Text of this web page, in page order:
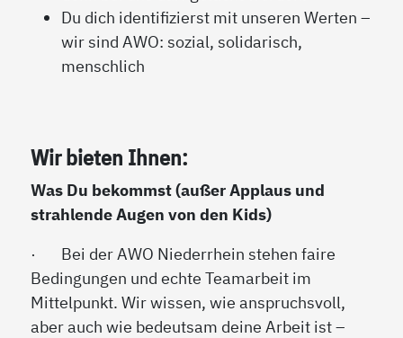
Du dich identifizierst mit unseren Werten –
wir sind AWO: sozial, solidarisch,
menschlich
Wir bieten Ihnen:
Was Du bekommst (außer Applaus und
strahlende Augen von den Kids)
·
Bei der AWO Niederrhein stehen faire
Bedingungen und echte Teamarbeit im
Mittelpunkt. Wir wissen, wie anspruchsvoll,
aber auch wie bedeutsam deine Arbeit ist –